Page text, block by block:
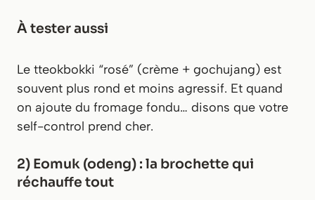
À tester aussi
Le tteokbokki “rosé” (crème + gochujang) est
souvent plus rond et moins agressif. Et quand
on ajoute du fromage fondu… disons que votre
self-control prend cher.
2) Eomuk (odeng) : la brochette qui
réchauffe tout